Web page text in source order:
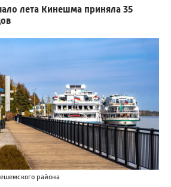
лета Кинешма приняла 35
района